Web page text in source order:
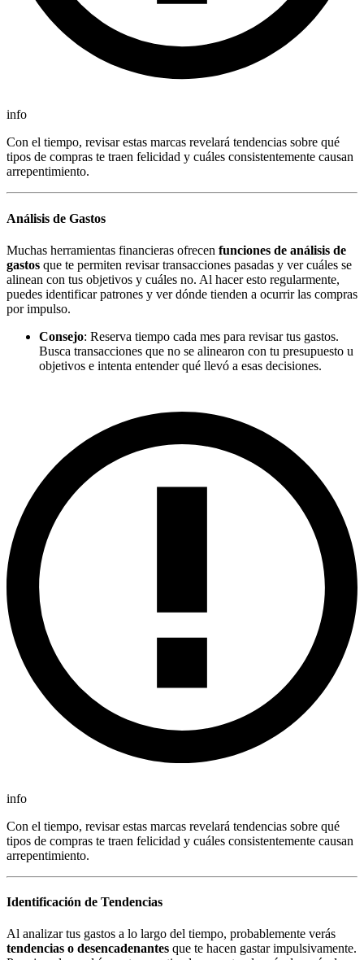
info
Con el tiempo, revisar estas marcas revelará tendencias sobre qué
tipos de compras te traen felicidad y cuáles consistentemente causan
arrepentimiento.
Análisis de Gastos
Muchas herramientas financieras ofrecen funciones de análisis de
gastos que te permiten revisar transacciones pasadas y ver cuáles se
alinean con tus objetivos y cuáles no. Al hacer esto regularmente,
puedes identificar patrones y ver dónde tienden a ocurrir las compras
por impulso.
Consejo: Reserva tiempo cada mes para revisar tus gastos.
Busca transacciones que no se alinearon con tu presupuesto u
objetivos e intenta entender qué llevó a esas decisiones.
info
Con el tiempo, revisar estas marcas revelará tendencias sobre qué
tipos de compras te traen felicidad y cuáles consistentemente causan
arrepentimiento.
Identificación de Tendencias
Al analizar tus gastos a lo largo del tiempo, probablemente verás
tendencias o desencadenantes que te hacen gastar impulsivamente.